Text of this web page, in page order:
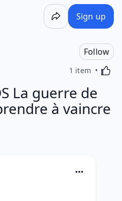
Sign up
Follow
1 item
La guerre de
à vaincre